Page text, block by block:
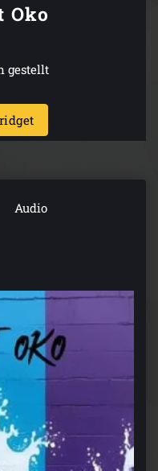
Oko
gestellt
Audio